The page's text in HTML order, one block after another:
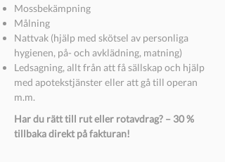
Mossbekämpning
Målning
Nattvak (hjälp med skötsel av personliga
hygienen, på- och avklädning, matning)
Ledsagning, allt från att få sällskap och hjälp
med apotekstjänster eller att gå till operan
m.m.
Har du rätt till rut eller rotavdrag? – 30 %
tillbaka direkt på fakturan!